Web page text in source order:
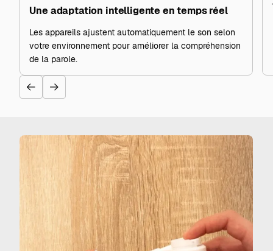
Une adaptation intelligente en temps réel
Les appareils ajustent automatiquement le son selon
votre environnement pour améliorer la compréhension
de la parole.